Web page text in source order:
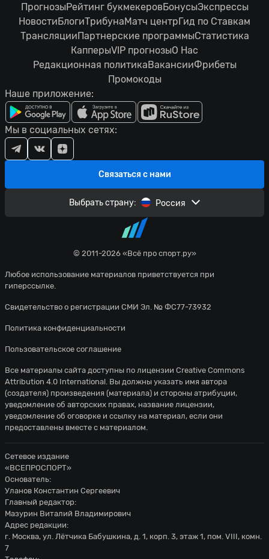
© 2011-2026 «Всё про спорт.ру»
Любое использование материалов приветствуется при
гиперссылке.
Свидетельство о регистрации СМИ Эл. № ФС77-73932
Политика конфиденциальности
Пользовательское соглашение
ПрогнозыРейтинг букмекеровБонусыЭкспрессы
НовостиБлогиТрибунаМатч центрГид по Ставкам
ТрансляцииПартнерские программыСтатистика
КапперыVIP прогнозыО Нас
Редакционная политикаВакансииФрибеты
Промокоды
Наше приложение:
Связаться с нами
Мы в социальных сетях:
Выбрать страну: Россия
Все материалы сайта доступны по лицензии Creative Commons
Attribution 4.0 International . Вы должны указать имя автора
(создателя) произведения (материала) и стороны атрибуции,
уведомление об авторских правах, название лицензии,
уведомление об оговорке и ссылку на материал, если они
предоставлены вместе с материалом.
Сетевое издание
«ВСЕПРОСПОРТ»
Основатель:
Уланов Константин Сергеевич
Главный редактор:
Мазурин Виталий Владимирович
Адрес редакции:
г. Москва, ул. Лётчика Бабушкина, д. 1, корп. 3, этаж 1, пом. VIII, комн.
7